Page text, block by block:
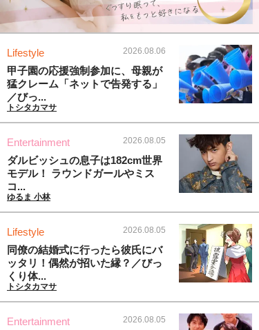
Lifestyle 2026.08.06
甲子園の応援強制参加に、母親が
猛クレーム「ネットで告発する」
／びっ...
トシタカマサ
Entertainment 2026.08.05
ダルビッシュの息子は182cm世界
モデル！ ラウンドガールやミス
コ...
ゆるま 小林
Lifestyle 2026.08.05
同僚の結婚式に行ったら彼氏にバ
ッタリ！偶然が招いた縁？／びっ
くり体...
トシタカマサ
Entertainment 2026.08.05